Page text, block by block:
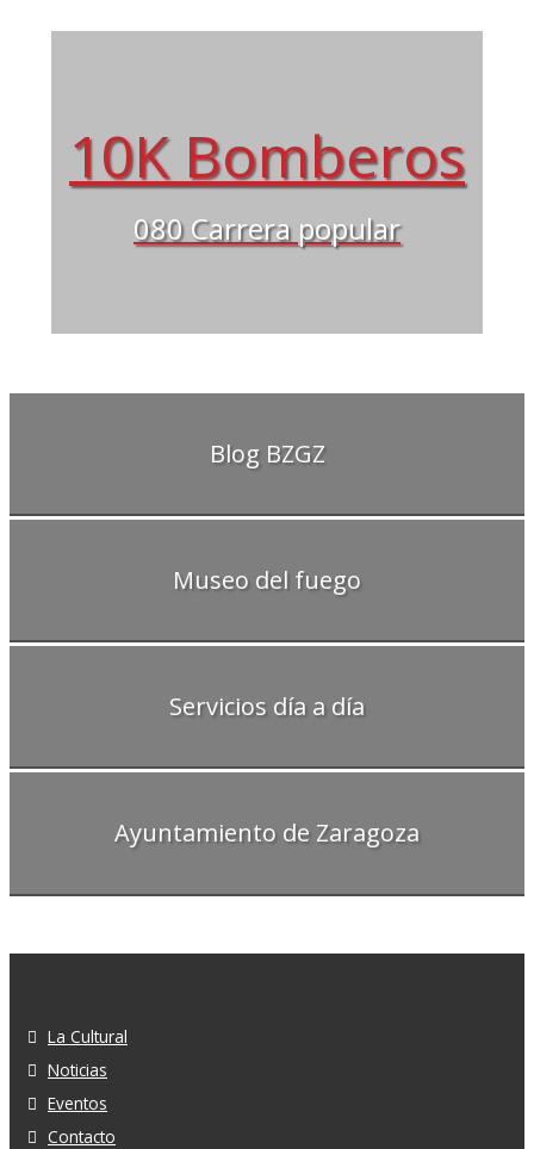
10K Bomberos
080 Carrera popular
Blog BZGZ
Museo del fuego
Servicios día a día
Ayuntamiento de Zaragoza
La Cultural
Noticias
Eventos
Contacto